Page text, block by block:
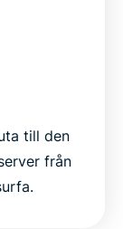
till den
från